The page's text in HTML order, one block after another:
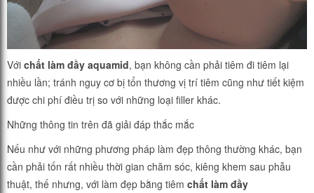
Với chất làm đầy aquamid, bạn không cần phải tiêm đi tiêm lại
nhiều lần; tránh nguy cơ bị tổn thương vị trí tiêm cũng như tiết kiệm
được chi phí điều trị so với những loại filler khác.
Những thông tin trên đã giải đáp thắc mắc
Nếu như với những phương pháp làm đẹp thông thường khác, bạn
cần phải tốn rất nhiều thời gian chăm sóc, kiêng khem sau phẫu
thuật, thế nhưng, với làm đẹp bằng tiêm chất làm đầy